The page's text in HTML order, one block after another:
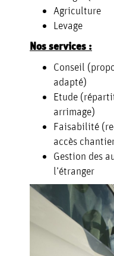
Agriculture
Levage
Nos services :
Conseil
adapté)
Etude
arrimage)
Faisabilité
accès
Gestion des
l’étranger